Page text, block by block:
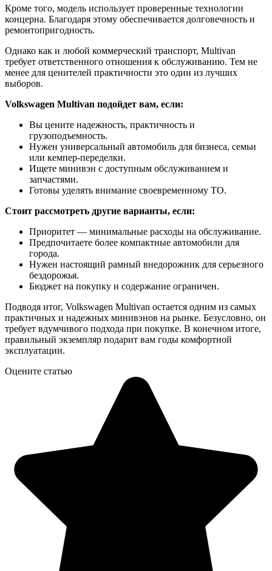
Кроме того, модель использует проверенные технологии
концерна. Благодаря этому обеспечивается долговечность и
ремонтопригодность.
Однако как и любой коммерческий транспорт, Multivan
требует ответственного отношения к обслуживанию. Тем не
менее для ценителей практичности это один из лучших
выборов.
Volkswagen Multivan подойдет вам, если:
Вы цените надежность, практичность и
грузоподъемность.
Нужен универсальный автомобиль для бизнеса, семьи
или кемпер-переделки.
Ищете минивэн с доступным обслуживанием и
запчастями.
Готовы уделять внимание своевременному ТО.
Стоит рассмотреть другие варианты, если:
Приоритет — минимальные расходы на обслуживание.
Предпочитаете более компактные автомобили для
города.
Нужен настоящий рамный внедорожник для серьезного
бездорожья.
Бюджет на покупку и содержание ограничен.
Подводя итог, Volkswagen Multivan остается одним из самых
практичных и надежных минивэнов на рынке. Безусловно, он
требует вдумчивого подхода при покупке. В конечном итоге,
правильный экземпляр подарит вам годы комфортной
эксплуатации.
Оцените статью